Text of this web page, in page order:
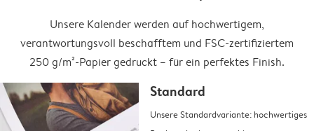
Unsere Kalender werden auf hochwertigem,
verantwortungsvoll beschafftem und FSC-zertifiziertem
250 g/m²-Papier gedruckt – für ein perfektes Finish.
Standard
Unsere Standardvariante: hochwertiges